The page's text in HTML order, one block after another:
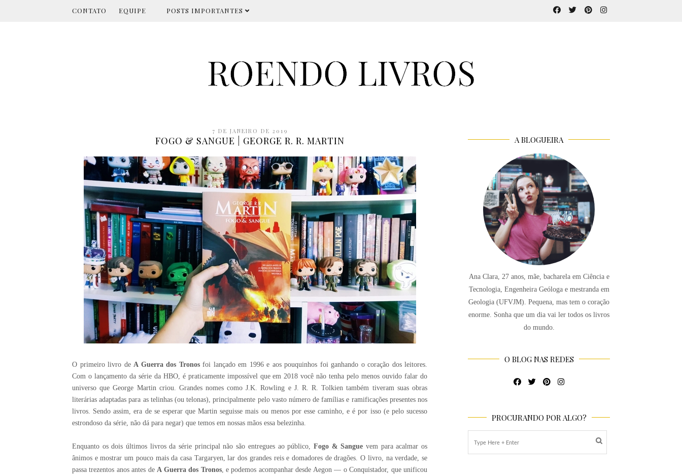
CONTATO EQUIPE POSTS IMPORTANTES
7 DE JANEIRO DE 2019
FOGO & SANGUE | GEORGE R. R. MARTIN
O primeiro livro de A Guerra dos Tronosfoi lançado em 1996 e aos pouquinhos foi ganhando o coração dos leitores.
Com o lançamento da série da HBO, é praticamente impossível que em 2018 você não tenha pelo menos ouvido falar do
universo que George Martin criou. Grandes nomes como J.K. Rowling e J. R. R. Tolkien também tiveram suas obras
literárias adaptadas para as telinhas (ou telonas), principalmente pelo vasto número de famílias e ramificações presentes nos
livros. Sendo assim, era de se esperar que Martin seguisse mais ou menos por esse caminho, e é por isso (e pelo sucesso
estrondoso da série, não dá para negar) que temos em nossas mãos essa belezinha.
Enquanto os dois últimos livros da série principal não são entregues ao público, Fogo & Sangue vem para acalmar os
ânimos e mostrar um pouco mais da casa Targaryen, lar dos grandes reis e domadores de dragões. O livro, na verdade, se
passa trezentos anos antes de A Guerra dos Tronos, e podemos acompanhar desde Aegon — o Conquistador, que unificou
A BLOGUEIRA
Ana Clara, 27 anos, mãe, bacharela em Ciência e
Tecnologia, Engenheira Geóloga e mestranda em
Geologia (UFVJM). Pequena, mas tem o coração
enorme. Sonha que um dia vai ler todos os livros
do mundo.
O BLOG NAS REDES
PROCURANDO POR ALGO?